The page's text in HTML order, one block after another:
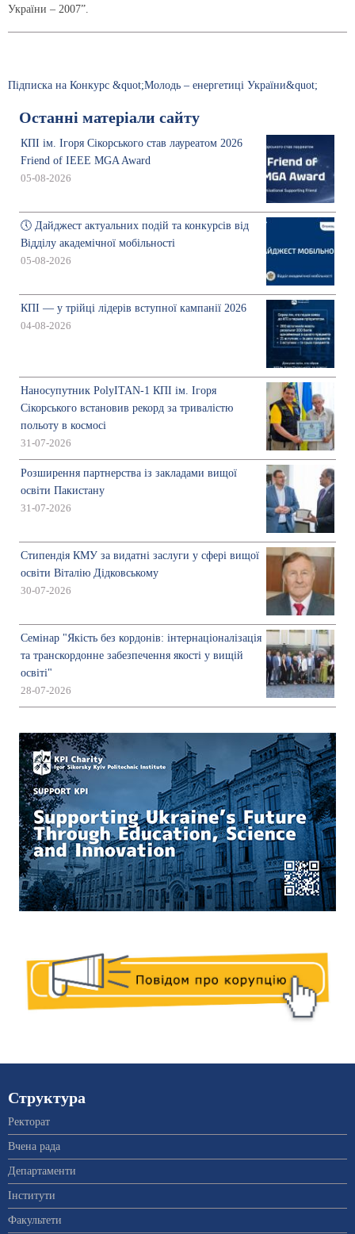
України – 2007”.
Підписка на Конкурс &quot;Молодь – енергетиці України&quot;
Останні матеріали сайту
КПІ ім. Ігоря Сікорського став лауреатом 2026
Friend of IEEE MGA Award
05-08-2026
🕔 Дайджест актуальних подій та конкурсів від
Відділу академічної мобільності
05-08-2026
КПІ — у трійці лідерів вступної кампанії 2026
04-08-2026
Наносупутник PolyITAN-1 КПІ ім. Ігоря
Сікорського встановив рекорд за тривалістю
польоту в космосі
31-07-2026
Розширення партнерства із закладами вищої
освіти Пакистану
31-07-2026
Стипендія КМУ за видатні заслуги у сфері вищої
освіти Віталію Дідковському
30-07-2026
Семінар "Якість без кордонів: інтернаціоналізація
та транскордонне забезпечення якості у вищій
освіті"
28-07-2026
Структура
Ректорат
Вчена рада
Департаменти
Інститути
Факультети